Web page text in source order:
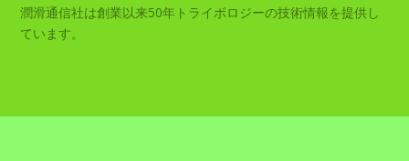
潤滑通信社は創業以来50年トライボロジーの技術情報を提供し
ています。